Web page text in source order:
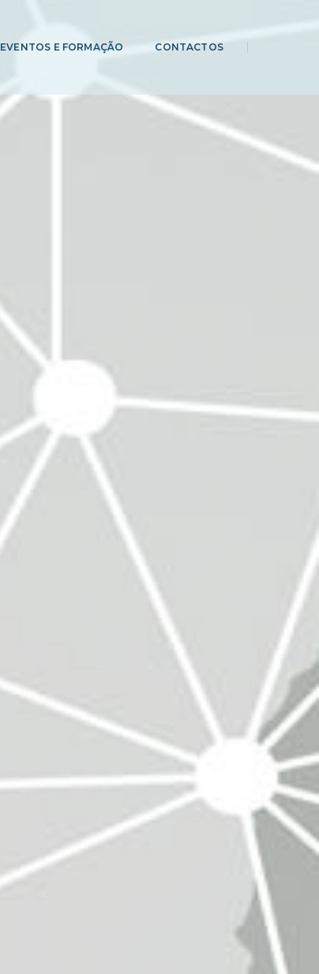
EVENTOS E FORMAÇÃO CONTACTOS